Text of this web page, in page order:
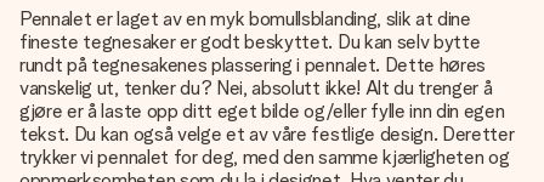
Pennalet er laget av en myk bomullsblanding, slik at dine
fineste tegnesaker er godt beskyttet. Du kan selv bytte
rundt på tegnesakenes plassering i pennalet. Dette høres
vanskelig ut, tenker du? Nei, absolutt ikke! Alt du trenger å
gjøre er å laste opp ditt eget bilde og/eller fylle inn din egen
tekst. Du kan også velge et av våre festlige design. Deretter
trykker vi pennalet for deg, med den samme kjærligheten og